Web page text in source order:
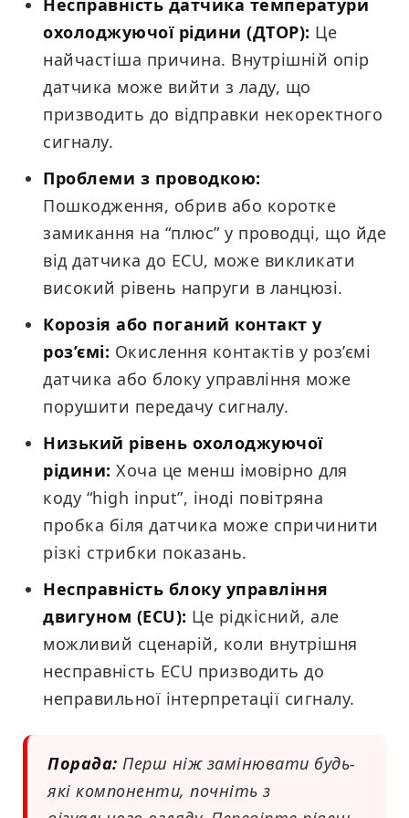
Несправність датчика температури
охолоджуючої рідини (ДТОР): Це
найчастіша причина. Внутрішній опір
датчика може вийти з ладу, що
призводить до відправки некоректного
сигналу.
Проблеми з проводкою:
Пошкодження, обрив або коротке
замикання на “плюс” у проводці, що йде
від датчика до ECU, може викликати
високий рівень напруги в ланцюзі.
Корозія або поганий контакт у
роз’ємі: Окислення контактів у роз’ємі
датчика або блоку управління може
порушити передачу сигналу.
Низький рівень охолоджуючої
рідини: Хоча це менш імовірно для
коду “high input”, іноді повітряна
пробка біля датчика може спричинити
різкі стрибки показань.
Несправність блоку управління
двигуном (ECU): Це рідкісний, але
можливий сценарій, коли внутрішня
несправність ECU призводить до
неправильної інтерпретації сигналу.
Порада: Перш ніж замінювати будь-
які компоненти, почніть з